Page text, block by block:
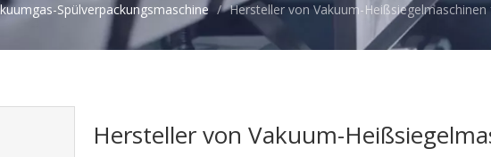
Spülverpackungsmaschine / Hersteller von Vakuum-
Hersteller von Vakuum-